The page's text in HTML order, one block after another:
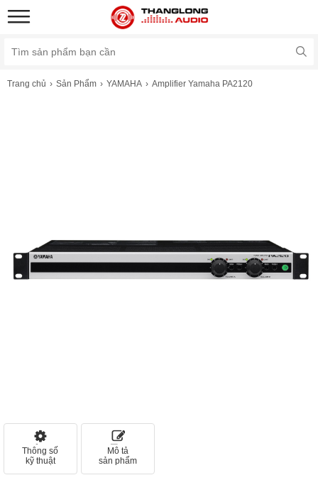
Trang chủ Sản Phẩm YAMAHA Amplifier Yamaha PA2120
Thông số
kỹ thuật
Mô tả
sản phẩm